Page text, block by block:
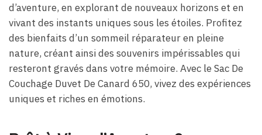
d’aventure, en explorant de nouveaux horizons et en
vivant des instants uniques sous les étoiles. Profitez
des bienfaits d’un sommeil réparateur en pleine
nature, créant ainsi des souvenirs impérissables qui
resteront gravés dans votre mémoire. Avec le Sac De
Couchage Duvet De Canard 650, vivez des expériences
uniques et riches en émotions.